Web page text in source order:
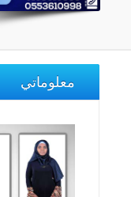
معلوماتي